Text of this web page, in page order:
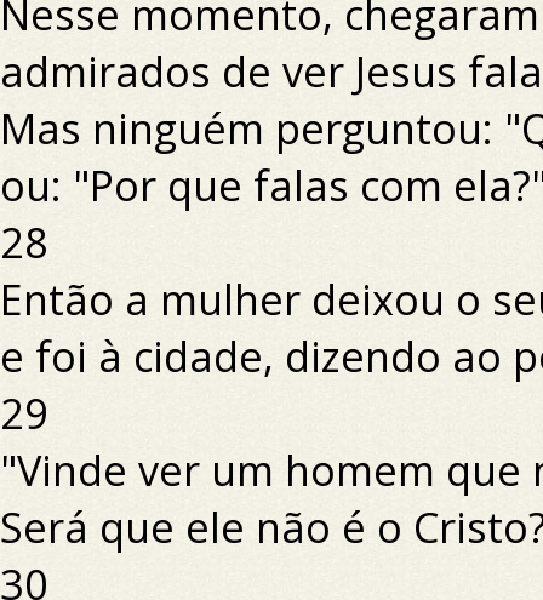
Nesse momento,
admirados de ver Jesus
Mas ninguém perguntou:
ou: "Por que falas com
28
Então a mulher deixou o
e foi à cidade, dizendo ao
29
"Vinde ver um homem
Será que ele não é o
30